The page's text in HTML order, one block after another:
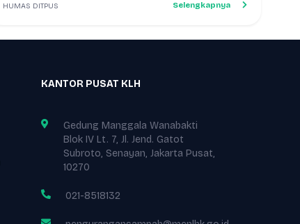
HUMAS DITPUS Selengkapnya
KANTOR PUSAT KLH
Gedung Manggala Wanabakti
Blok IV Lt. 7, Jl. Jend. Gatot
Subroto, Senayan, Jakarta Pusat,
10270
021-8518132